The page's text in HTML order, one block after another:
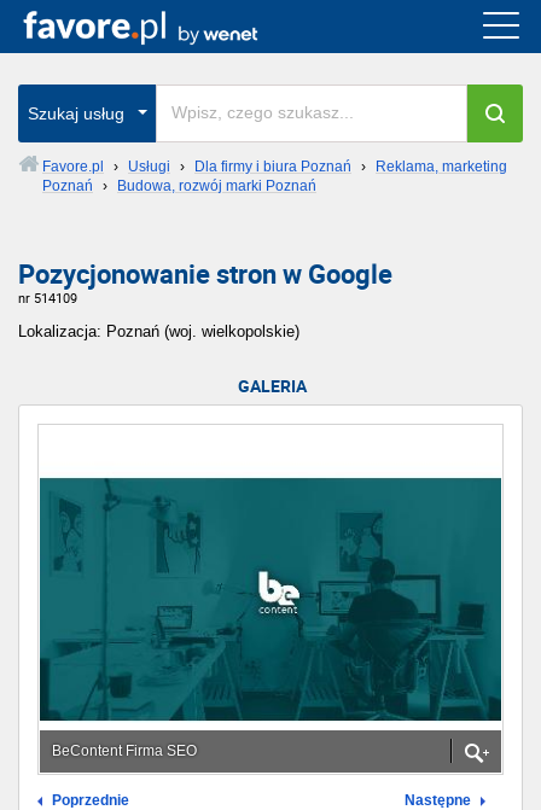
Szukaj usług
Favore.pl › Usługi › Dla firmy i biura Poznań ›
Reklama, marketing
Poznań
› Budowa, rozwój marki Poznań
Pozycjonowanie stron w Google
nr 514109
Lokalizacja: Poznań (woj. wielkopolskie)
GALERIA
BeContent Firma SEO
Poprzednie Następne